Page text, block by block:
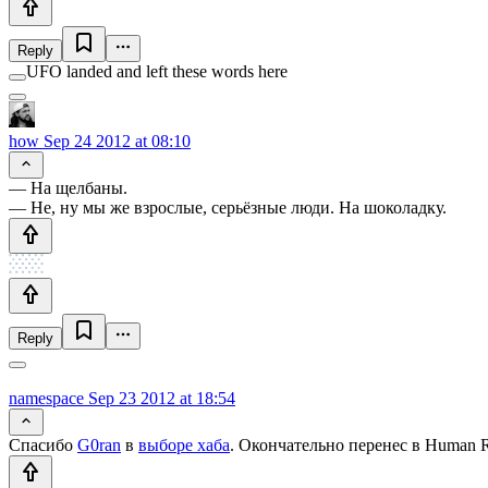
Reply
UFO landed and left these words here
how Sep 24 2012 at 08:10
— На щелбаны.
— Не, ну мы же взрослые, серьёзные люди. На шоколадку.
Reply
namespace Sep 23 2012 at 18:54
Спасибо G0ran в выборе хаба. Окончательно перенес в Human